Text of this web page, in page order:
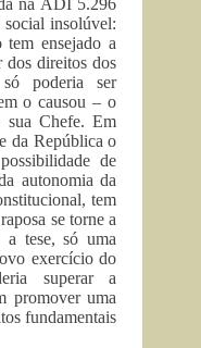
na ADI 5.296
insolúvel:
ensejado a
dos direitos dos
só poderia ser
o causou – o
sua Chefe. Em
da República o
de
autonomia da
tem
se torne a
a tese, só uma
exercício do
superar a
promover uma
fundamentais